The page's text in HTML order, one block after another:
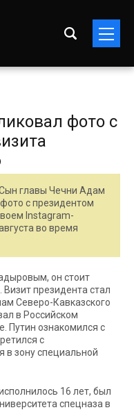
фото с
Сын главы Чечни Адам
с президентом
Instagram-
во время
он стоит
президента стал
Северо-Кавказского
в Российском
Путин ознакомился с
с
зону специальной
16 лет, был
спецназа в